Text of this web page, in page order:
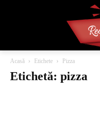
Acasă Etichete Pizza
Etichetă: pizza